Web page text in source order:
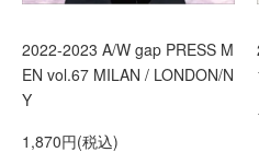
2022-2023 A/W gap PRESS M
EN vol.67 MILAN / LONDON/N
Y
1,870円(税込)